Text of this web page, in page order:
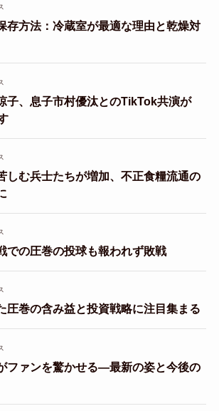
存方法：冷蔵室が最適な理由と乾燥対
子、息子市村優汰とのTikTok共演が
しむ兵士たちが増加、不正食糧流通の
での圧巻の投球も報われず敗戦
圧巻の含み益と投資戦略に注目集まる
ファンを驚かせる—最新の姿と今後の